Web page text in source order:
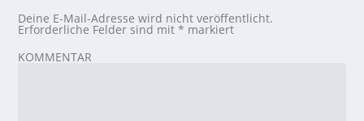
Deine E-Mail-Adresse wird nicht veröffentlicht.
Erforderliche Felder sind mit* markiert
KOMMENTAR